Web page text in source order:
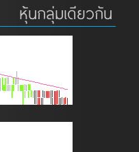
หุ้นกลุ่มเดียวกัน